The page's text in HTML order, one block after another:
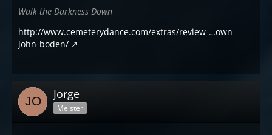
Walk the Darkness Down
http://www.cemeterydance.com/extras/review-…own-
john-boden/
Jorge
Meister